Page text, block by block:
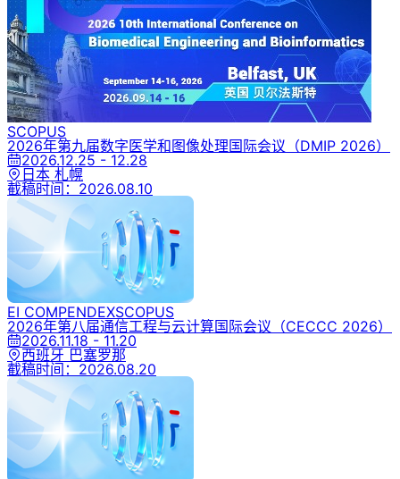
SCOPUS
2026年第九届数字医学和图像处理国际会议 （DMIP 2026）
2026.12.25 - 12.28
日本 札幌
截稿时间： 2026.08.10
EI COMPENDEXSCOPUS
2026年第八届通信工程与云计算国际会议 （CECCC 2026）
2026.11.18 - 11.20
西班牙 巴塞罗那
截稿时间： 2026.08.20